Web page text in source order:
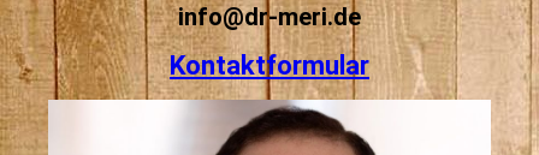
info@dr-meri.de
Kontaktformular